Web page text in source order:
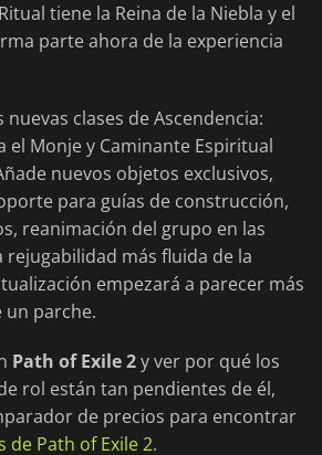
tiene la Reina de la Niebla y el
parte ahora de la experiencia
clases de Ascendencia:
el Monje y Caminante Espiritual
nuevos objetos exclusivos,
para guías de construcción,
reanimación del grupo en las
rejugabilidad más fluida de la
empezará a parecer más
un parche.
Path of Exile 2y ver por qué los
rol están tan pendientes de él,
de precios para encontrar
de Path of Exile 2.